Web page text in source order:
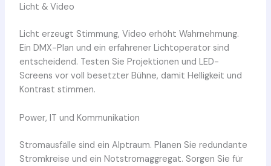
Licht & Video
Licht erzeugt Stimmung, Video erhöht Wahrnehmung.
Ein DMX-Plan und ein erfahrener Lichtoperator sind
entscheidend. Testen Sie Projektionen und LED-
Screens vor voll besetzter Bühne, damit Helligkeit und
Kontrast stimmen.
Power, IT und Kommunikation
Stromausfälle sind ein Alptraum. Planen Sie redundante
Stromkreise und ein Notstromaggregat. Sorgen Sie für